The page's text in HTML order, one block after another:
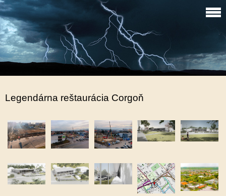
Legendárna reštaurácia Corgoň